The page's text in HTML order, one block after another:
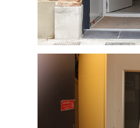
Élévateur pour
handicapées
Toulouse (31 Haute